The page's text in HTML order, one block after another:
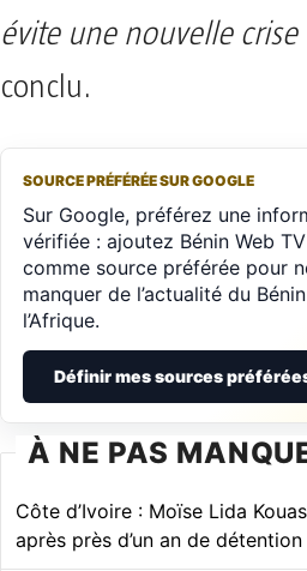
évite une nouvelle crise
conclu.
SOURCE PRÉFÉRÉE SUR GOOGLE
Sur Google, préférez une
vérifiée : ajoutez Bénin Web TV
comme source préférée pour
manquer de l’actualité du
l’Afrique.
Définir mes sources
À NE PAS
Côte d’Ivoire : Moïse Lida
après près d’un an de détention